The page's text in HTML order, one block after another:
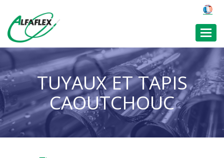
TUYAUX ET TAPIS
CAOUTCHOUC